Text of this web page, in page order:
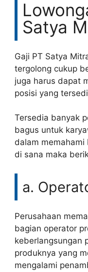
Satya
Gaji PT Satya
tergolong cukup
juga harus dapat
posisi yang
Tersedia banyak
bagus untuk
dalam
di sana maka
a.
Perusahaan
bagian operator
keberlangsungan
produknya yang
mengalami